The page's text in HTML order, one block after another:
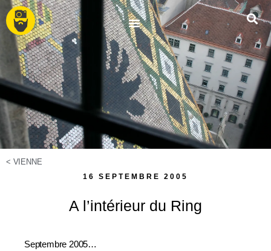
< VIENNE
16 SEPTEMBRE 2005
A l’intérieur du Ring
Septembre 2005…